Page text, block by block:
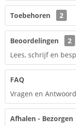
Toebehoren 2
Beoordelingen
2
Lees, schrijf en
FAQ
Vragen en
Afhalen - Bezorgen